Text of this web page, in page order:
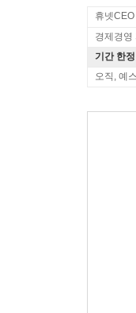
휴넷
경제경영
기간 한
오직, 예